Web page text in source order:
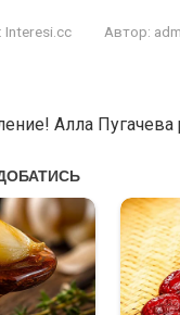
Interesi.cc Автор:
Алла